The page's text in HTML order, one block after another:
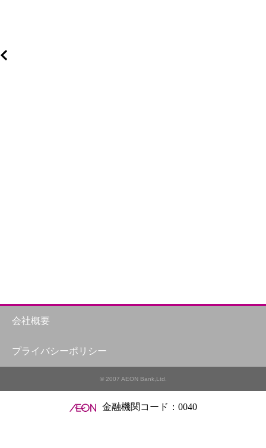
会社概要
プライバシーポリシー
© 2007 AEON Bank,Ltd.
金融機関コード：0040